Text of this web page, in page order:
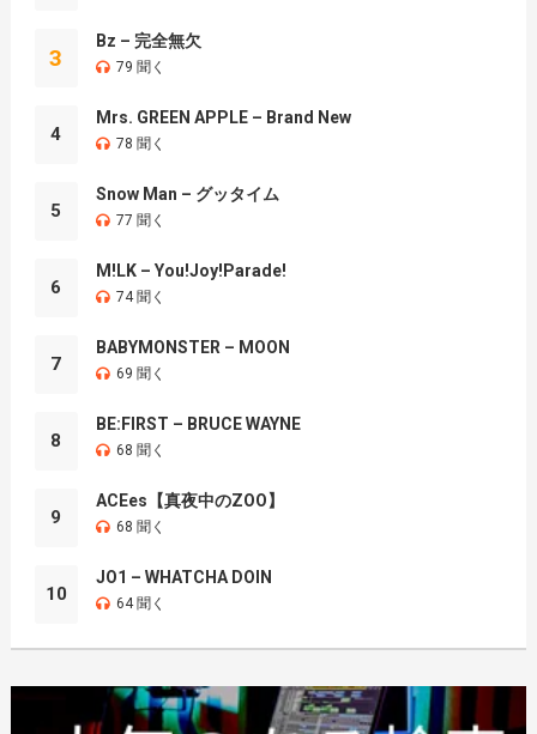
3
Bz – 完全無欠
79 聞く
4
Mrs. GREEN APPLE – Brand New
78 聞く
5
Snow Man – グッタイム
77 聞く
6
M!LK – You!Joy!Parade!
74 聞く
7
BABYMONSTER – MOON
69 聞く
8
BE:FIRST – BRUCE WAYNE
68 聞く
9
ACEes【真夜中のZOO】
68 聞く
10
JO1 – WHATCHA DOIN
64 聞く